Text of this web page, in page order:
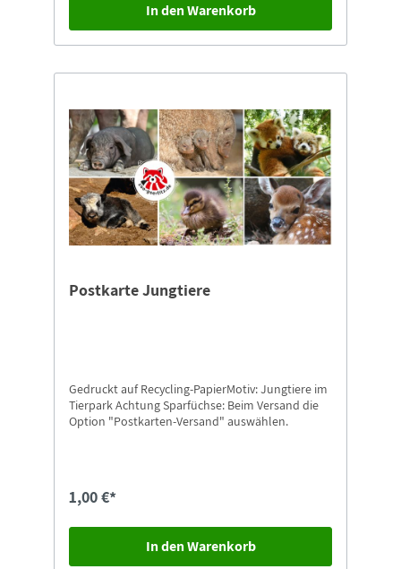
In den Warenkorb
Postkarte Jungtiere
Gedruckt auf Recycling-PapierMotiv: Jungtiere im
Tierpark Achtung Sparfüchse: Beim Versand die
Option "Postkarten-Versand" auswählen.
1,00 €*
In den Warenkorb